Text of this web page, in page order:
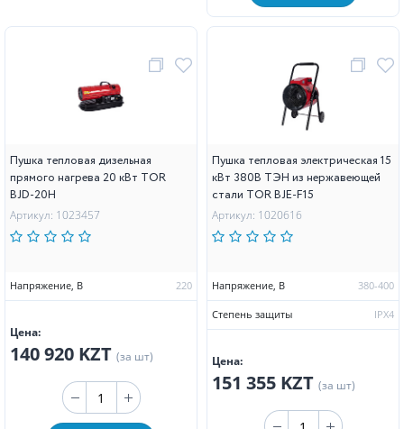
Пушка тепловая дизельная
прямого нагрева 20 кВт TOR
BJD-20H
Артикул: 1023457
Напряжение, В 220
Цена:
140 920 KZT (за шт)
Пушка тепловая электрическая 15
кВт 380В ТЭН из нержавеющей
стали TOR BJE-F15
Артикул: 1020616
Напряжение, В 380-400
Степень защиты IPX4
Цена:
151 355 KZT (за шт)